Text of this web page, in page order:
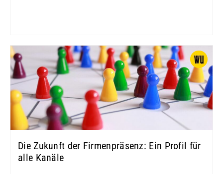
Die Zukunft der Firmenpräsenz: Ein Profil für
alle Kanäle